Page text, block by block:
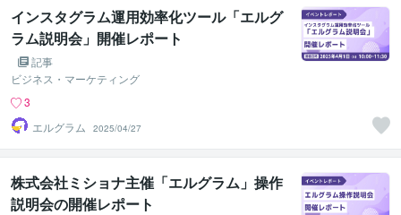
インスタグラム運用効率化ツール「エルグ
ラム説明会」開催レポート
記事
ビジネス・マーケティング
3
エルグラム
2025/04/27
株式会社ミショナ主催「エルグラム」操作
説明会の開催レポート